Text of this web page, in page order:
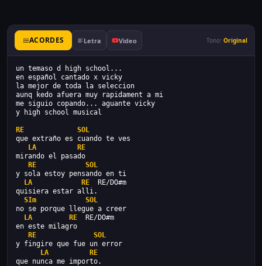
ACORDES Letra Video Tono: Original
un temaso d high school...
en español cantado x vicky
la mejor de toda la seleccion
aunq kedo afuera muy rapidament a mi
me siguio copando... aguante vicky
y high school musical
RE
SOL
que extraño es cuando te ves
LA
RE
mirando el pasado
RE
SOL
y sola estoy pensando en ti
LA
RE RE/DO#m
quisiera estar alli.
SIm
SOL
no se porque llegue a creer
LA
RE RE/DO#m
en este milagro
RE
SOL
y fingire que fue un error
LA
RE
que nunca me importo.